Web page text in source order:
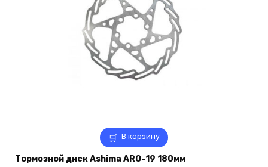
В корзину
Тормозной диск Ashima ARO-19 180мм